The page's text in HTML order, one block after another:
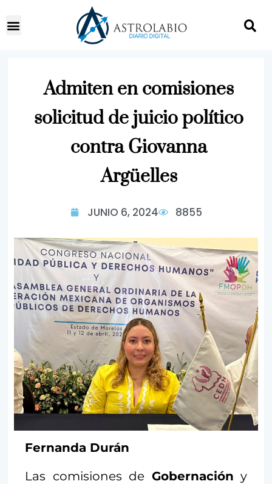
Admiten en comisiones
solicitud de juicio político
contra Giovanna
Argüelles
JUNIO 6, 2024 8855
Fernanda Durán
Las comisiones de Gobernación y